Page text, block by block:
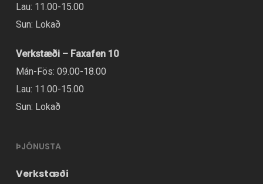
Lau: 11.00-15.00
Sun: Lokað
Verkstæði – Faxafen 10
Mán-Fös: 09.00-18.00
Lau: 11.00-15.00
Sun: Lokað
ÞJÓNUSTA
Verkstæði